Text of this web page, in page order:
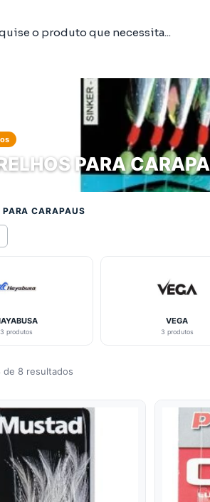
PARA
PARA CARAPAUS
3 produtos
VEGA
3 produtos
de 8 resultados